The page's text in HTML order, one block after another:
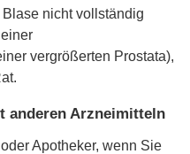
nicht vollständig
vergrößerten Prostata),
anderen Arzneimitteln
Apotheker, wenn Sie